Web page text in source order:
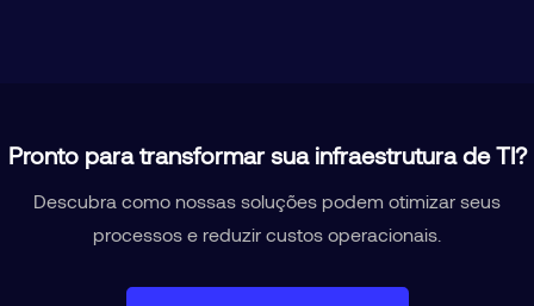
Pronto para transformar sua infraestrutura de TI?
Descubra como nossas soluções podem otimizar seus
processos e reduzir custos operacionais.